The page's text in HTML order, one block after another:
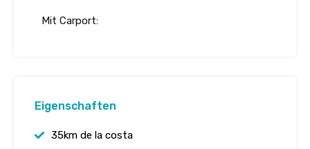
Mit Carport:
Eigenschaften
35km de la costa